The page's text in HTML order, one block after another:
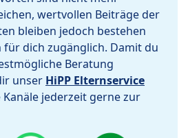
wertvollen Beiträge der
bleiben jedoch bestehen
dich zugänglich. Damit du
Beratung
unser HiPP Elternservice
jederzeit gerne zur